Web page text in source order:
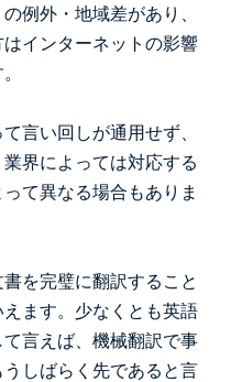
例外・地域差があり、
インターネットの影響
言い回しが通用せず、
界によっては対応する
て異なる場合もありま
を完璧に翻訳すること
ます。少なくとも英語
言えば、機械翻訳で事
しばらく先であると言